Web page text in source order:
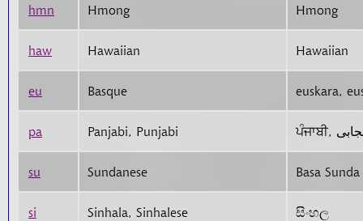
hmn Hmong Hmong
haw Hawaiian Hawaiian
eu Basque euskara,
pa Panjabi, Punjabi
su Sundanese Basa Sunda
si Sinhala, Sinhalese සිංහල